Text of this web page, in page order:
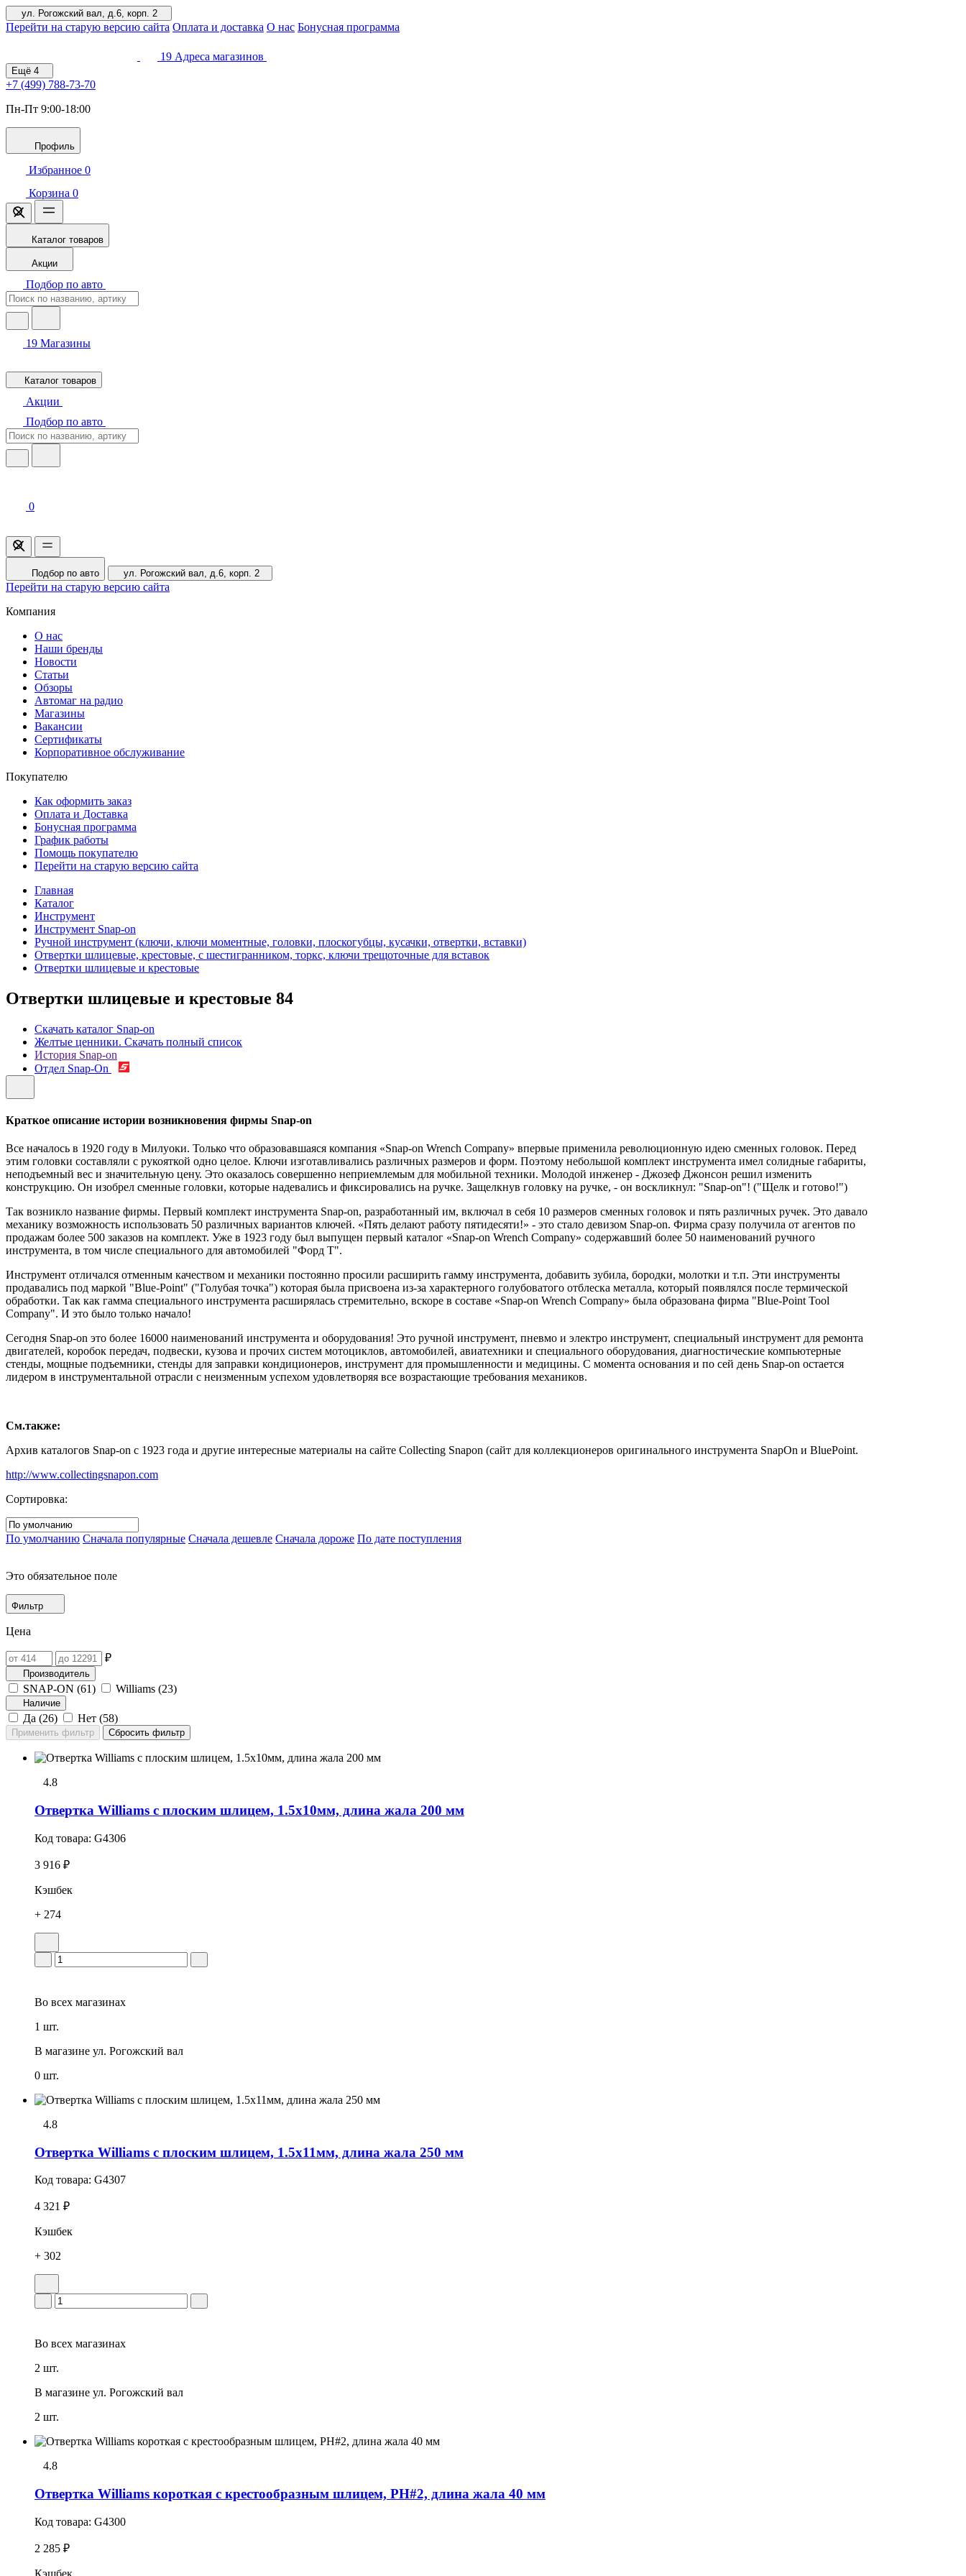
ул. Рогожский вал, д.6, корп. 2
Перейти на старую версию сайта Оплата и доставка О нас Бонусная программа
19 Адреса магазинов
Ещё 4
+7 (499) 788-73-70
Пн-Пт 9:00-18:00
Профиль
Избранное 0
Корзина 0
Каталог товаров
Акции
Подбор по авто
19 Магазины
Каталог товаров
Акции
Подбор по авто
0
Подбор по авто ул. Рогожский вал, д.6, корп. 2
Перейти на старую версию сайта
Компания
О нас
Наши бренды
Новости
Статьи
Обзоры
Автомаг на радио
Магазины
Вакансии
Сертификаты
Корпоративное обслуживание
Покупателю
Как оформить заказ
Оплата и Доставка
Бонусная программа
График работы
Помощь покупателю
Перейти на старую версию сайта
Главная
Каталог
Инструмент
Инструмент Snap-on
Ручной инструмент (ключи, ключи моментные, головки, плоскогубцы, кусачки, отвертки, вставки)
Отвертки шлицевые, крестовые, с шестигранником, торкс, ключи трещоточные для вставок
Отвертки шлицевые и крестовые
Отвертки шлицевые и крестовые 84
Скачать каталог Snap-on
Желтые ценники. Скачать полный список
История Snap-on
Отдел Snap-On
Краткое описание истории возникновения фирмы Snap-on
Все началось в 1920 году в Милуоки. Только что образовавшаяся компания «Snap-on Wrench Company» впервые применила революционную идею сменных головок. Перед
этим головки составляли с рукояткой одно целое. Ключи изготавливались различных размеров и форм. Поэтому небольшой комплект инструмента имел солидные габариты,
неподъемный вес и значительную цену. Это оказалось совершенно неприемлемым для мобильной техники. Молодой инженер - Джозеф Джонсон решил изменить
конструкцию. Он изобрел сменные головки, которые надевались и фиксировались на ручке. Защелкнув головку на ручке, - он воскликнул: "Snap-on"! ("Щелк и готово!")
Так возникло название фирмы. Первый комплект инструмента Snap-on, разработанный им, включал в себя 10 размеров сменных головок и пять различных ручек. Это давало
механику возможность использовать 50 различных вариантов ключей. «Пять делают работу пятидесяти!» - это стало девизом Snap-on. Фирма сразу получила от агентов по
продажам более 500 заказов на комплект. Уже в 1923 году был выпущен первый каталог «Snap-on Wrench Company» содержавший более 50 наименований ручного
инструмента, в том числе специального для автомобилей "Форд Т".
Инструмент отличался отменным качеством и механики постоянно просили расширить гамму инструмента, добавить зубила, бородки, молотки и т.п. Эти инструменты
продавались под маркой "Blue-Point" ("Голубая точка") которая была присвоена из-за характерного голубоватого отблеска металла, который появлялся после термической
обработки. Так как гамма специального инструмента расширялась стремительно, вскоре в составе «Snap-on Wrench Company» была образована фирма "Blue-Point Tool
Company". И это было только начало!
Сегодня Snap-on это более 16000 наименований инструмента и оборудования! Это ручной инструмент, пневмо и электро инструмент, специальный инструмент для ремонта
двигателей, коробок передач, подвески, кузова и прочих систем мотоциклов, автомобилей, авиатехники и специального оборудования, диагностические компьютерные
стенды, мощные подъемники, стенды для заправки кондиционеров, инструмент для промышленности и медицины. С момента основания и по сей день Snap-on остается
лидером в инструментальной отрасли с неизменным успехом удовлетворяя все возрастающие требования механиков.
См.также:
Архив каталогов Snap-on с 1923 года и другие интересные материалы на сайте Collecting Snapon (сайт для коллекционеров оригинального инструмента SnapOn и BluePoint.
http://www.collectingsnapon.com
Сортировка:
По умолчанию Сначала популярные Сначала дешевле Сначала дороже По дате поступления
Это обязательное поле
Фильтр
Цена
₽
Производитель
SNAP-ON (61) Williams (23)
Наличие
Да (26) Нет (58)
4.8
Отвертка Williams с плоским шлицем, 1.5х10мм, длина жала 200 мм
Код товара: G4306
3 916 ₽
Кэшбек
+ 274
Во всех магазинах
1 шт.
В магазине ул. Рогожский вал
0 шт.
4.8
Отвертка Williams с плоским шлицем, 1.5х11мм, длина жала 250 мм
Код товара: G4307
4 321 ₽
Кэшбек
+ 302
Во всех магазинах
2 шт.
В магазине ул. Рогожский вал
2 шт.
4.8
Отвертка Williams короткая с крестообразным шлицем, PH#2, длина жала 40 мм
Код товара: G4300
2 285 ₽
Кэшбек